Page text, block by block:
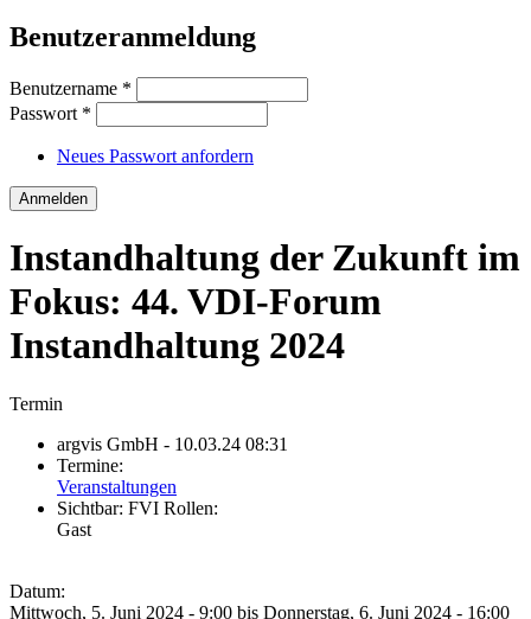
Benutzeranmeldung
Benutzername *
Passwort *
Neues Passwort anfordern
Instandhaltung der Zukunft im
Fokus: 44. VDI-Forum
Instandhaltung 2024
Termin
argvis GmbH - 10.03.24 08:31
Termine:
Veranstaltungen
Sichtbar: FVI Rollen:
Gast
Datum:
Mittwoch, 5. Juni 2024 - 9:00 bis Donnerstag, 6. Juni 2024 - 16:00